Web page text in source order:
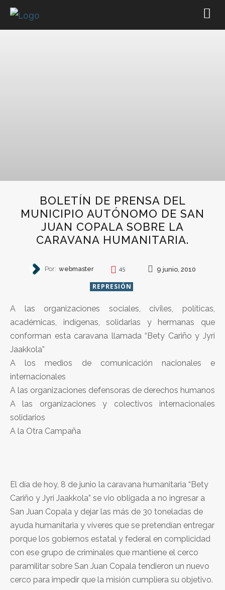
BOLETÍN DE PRENSA DEL
MUNICIPIO AUTÓNOMO DE SAN
JUAN COPALA SOBRE LA
CARAVANA HUMANITARIA.
Por: webmaster 45 9 junio, 2010
REPRESIÓN
A las organizaciones sociales, civiles, políticas,
académicas, indígenas, solidarias y hermanas que
conforman esta caravana llamada “Bety Cariño y Jyri
Jaakkola”
A los medios de comunicación nacionales e
internacionales
A las organizaciones defensoras de derechos humanos
A las organizaciones y colectivos internacionales
solidarios
A la Otra Campaña
El día de hoy, 8 de junio la caravana humanitaria “Bety
Cariño y Jyri Jaakkola” se vio obligada a no ingresar a
San Juan Copala y dejar las más de 30 toneladas de
ayuda humanitaria y víveres que se pretendían entregar
porque los gobiernos estatal y federal en complicidad
con ese grupo de criminales que mantiene el cerco
paramilitar sobre San Juan Copala tendieron un nuevo
cerco para impedir que la misión cumpliera su objetivo.